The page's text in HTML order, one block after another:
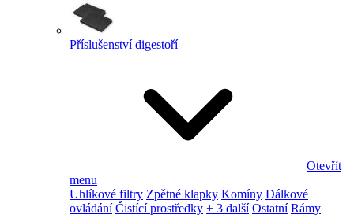
Příslušenství digestoří
Otevřít
menu
Uhlíkové filtry Zpětné klapky Komíny Dálkové
ovládání Čistící prostředky + 3 další Ostatní Rámy